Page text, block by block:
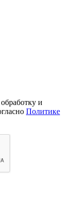
и
Политике